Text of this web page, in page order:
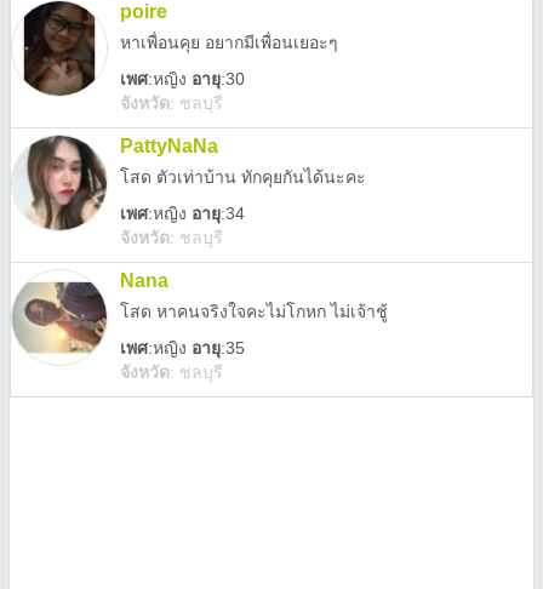
poire
หาเพื่อนคุย อยากมีเพื่อนเยอะๆ
เพศ:หญิง อายุ:30
จังหวัด: ชลบุรี
PattyNaNa
โสด ตัวเท่าบ้าน ทักคุยกันได้นะคะ
เพศ:หญิง อายุ:34
จังหวัด: ชลบุรี
Nana
โสด หาคนจริงใจคะไม่โกหก ไม่เจ้าชู้
เพศ:หญิง อายุ:35
จังหวัด: ชลบุรี